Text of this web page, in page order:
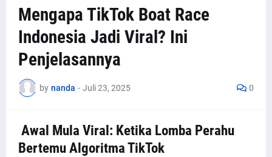
Mengapa TikTok Boat Race
Indonesia Jadi Viral? Ini
Penjelasannya
by nanda - Juli 23, 2025 0
Awal Mula Viral: Ketika Lomba Perahu
Bertemu Algoritma TikTok